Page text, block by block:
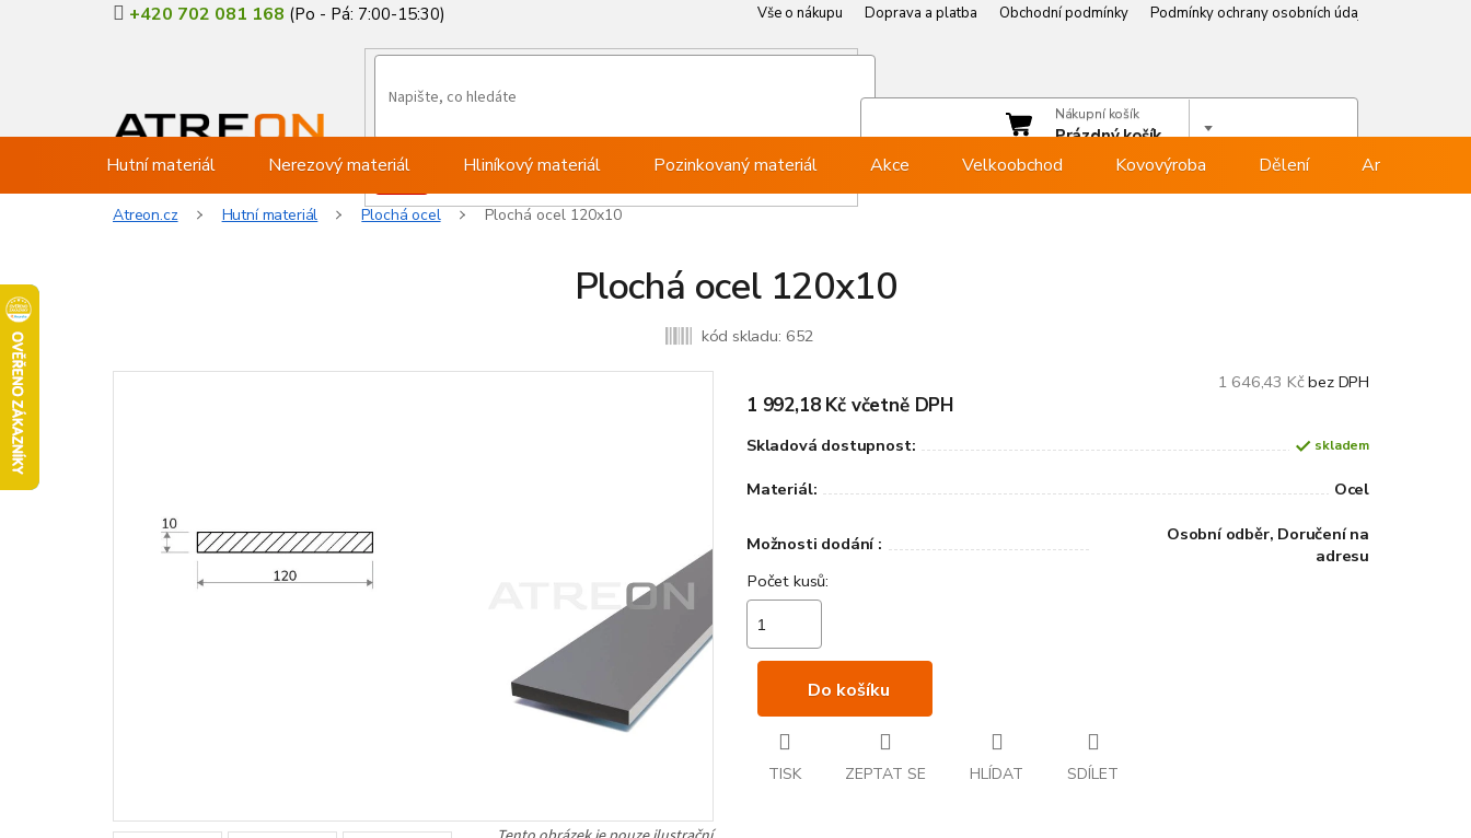
+420 702 081 168 Vše o nákupu Doprava a platba Obchodní podmínky Podmínky ochrany osobních údajů
Přihlásit se
Nákupní košík
Prázdný košík
Hutní materiál Nerezový materiál Hliníkový materiál Pozinkovaný materiál Akce Velkoobchod Kovovýroba Dělení Armovna
Atreon.cz Hutní materiál Plochá ocel Plochá ocel 120x10
Plochá ocel 120x10
kód skladu: 652
1 646,43 Kčbez DPH
1 992,18 Kč včetně DPH
Skladová dostupnost: skladem
Materiál: Ocel
Možnosti dodání :
Osobní odběr, Doručení na
adresu
Do košíku
TISK ZEPTAT SE HLÍDAT SDÍLET